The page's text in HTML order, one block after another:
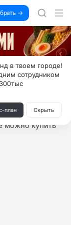
→
вы можете
500 тыс. каждый
можно купить
в твоем городе!
сотрудником
план Скрыть